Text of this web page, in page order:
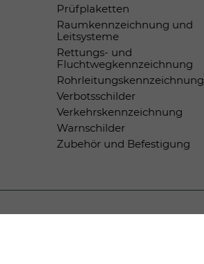
Prüfplaketten
Raumkennzeichnung und
Leitsysteme
Rettungs- und
Fluchtwegkennzeichnung
Rohrleitungskennzeichnung
Verbotsschilder
Verkehrskennzeichnung
Warnschilder
Zubehör und Befestigung